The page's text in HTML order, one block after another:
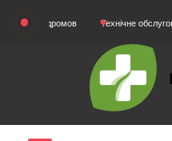
Технічне обслуговування